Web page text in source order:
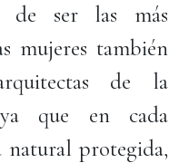
de ser las más
mujeres también
de la
que en cada
natural protegida,